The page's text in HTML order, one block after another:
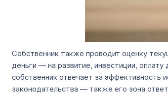
Собственник также проводит оценку
деньги — на развитие, инвестиции,
собственник отвечает за эффективность
законодательства — также его зона